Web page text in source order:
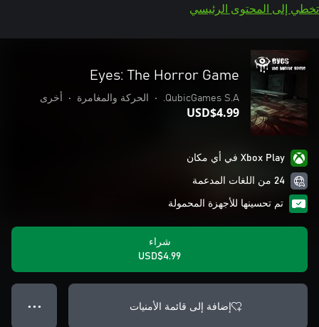
تخطي إلى المحتوى الرئيسي
Eyes: The Horror Game
QubicGames S.A.
• الحركة والمغامرة • أخرى
USD$4.99
Xbox Play في أي مكان
24 من اللغات المدعمة
تم تحسينها للأجهزة المحمولة
شراء
USD$4.99
إضافة إلى قائمة الأمنيات ● ● ●